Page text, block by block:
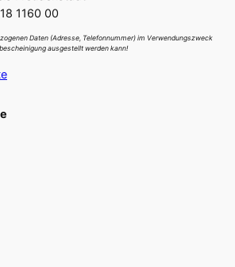
1160 00
Daten (Adresse, Telefonnummer) im Verwendungszweck
ausgestellt werden kann!